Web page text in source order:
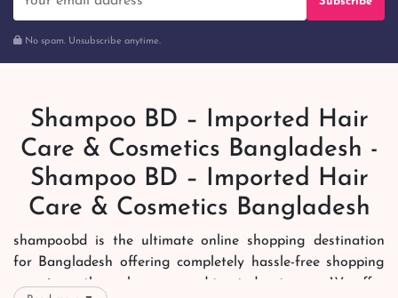
No spam. Unsubscribe anytime.
Shampoo BD – Imported Hair
Care & Cosmetics Bangladesh -
Shampoo BD – Imported Hair
Care & Cosmetics Bangladesh
shampoobd is the ultimate online shopping destination
for Bangladesh offering completely hassle-free shopping
experience through secure and trusted gateways. We offer